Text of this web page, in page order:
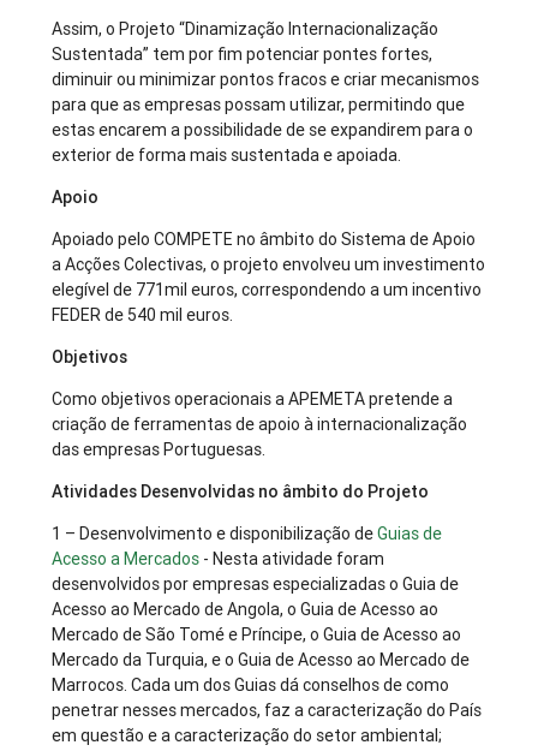
Assim, o Projeto “Dinamização Internacionalização
Sustentada” tem por fim potenciar pontes fortes,
diminuir ou minimizar pontos fracos e criar mecanismos
para que as empresas possam utilizar, permitindo que
estas encarem a possibilidade de se expandirem para o
exterior de forma mais sustentada e apoiada.
Apoio
Apoiado pelo COMPETE no âmbito do Sistema de Apoio
a Acções Colectivas, o projeto envolveu um investimento
elegível de 771mil euros, correspondendo a um incentivo
FEDER de 540 mil euros.
Objetivos
Como objetivos operacionais a APEMETA pretende a
criação de ferramentas de apoio à internacionalização
das empresas Portuguesas.
Atividades Desenvolvidas no âmbito do Projeto
1 – Desenvolvimento e disponibilização deGuias de
Acesso a Mercados - Nesta atividade foram
desenvolvidos por empresas especializadas o Guia de
Acesso ao Mercado de Angola, o Guia de Acesso ao
Mercado de São Tomé e Príncipe, o Guia de Acesso ao
Mercado da Turquia, e o Guia de Acesso ao Mercado de
Marrocos. Cada um dos Guias dá conselhos de como
penetrar nesses mercados, faz a caracterização do País
em questão e a caracterização do setor ambiental;